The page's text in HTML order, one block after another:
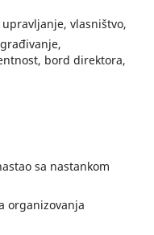
vlasništvo,
bord direktora,
sa nastankom
organizovanja